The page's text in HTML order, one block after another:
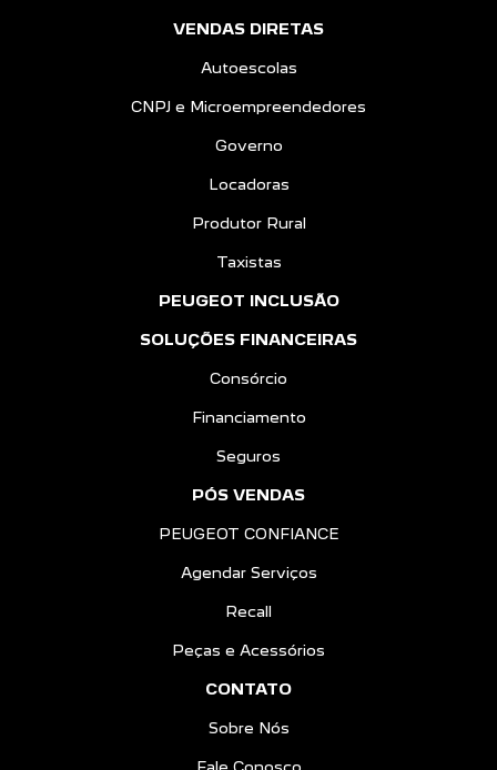
VENDAS DIRETAS
Autoescolas
CNPJ e Microempreendedores
Governo
Locadoras
Produtor Rural
Taxistas
PEUGEOT INCLUSÃO
SOLUÇÕES FINANCEIRAS
Consórcio
Financiamento
Seguros
PÓS VENDAS
PEUGEOT CONFIANCE
Agendar Serviços
Recall
Peças e Acessórios
CONTATO
Sobre Nós